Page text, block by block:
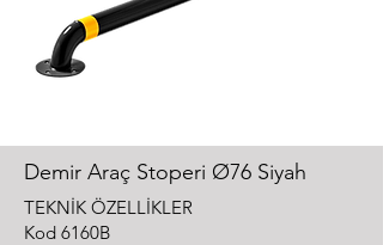
Demir Araç Stoperi Ø76 Siyah
TEKNİK ÖZELLİKLER
Kod 6160B